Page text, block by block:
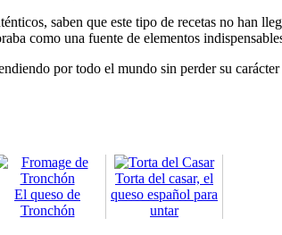
saben que este tipo de recetas no han
como una fuente de elementos
por todo el mundo sin perder su
El queso de
Tronchón
Torta del casar, el
queso español para
untar